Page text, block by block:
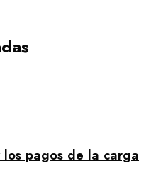
los pagos de la carga